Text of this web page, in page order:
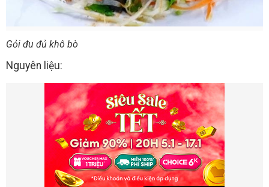
Gỏi đu đủ khô bò
Nguyên liệu: